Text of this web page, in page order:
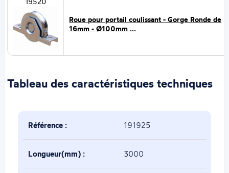
Roue pour portail coulissant - Gorge Ronde de
16mm - Ø100mm ...
Tableau des caractéristiques techniques
Référence : 191925
Longueur(mm) : 3000